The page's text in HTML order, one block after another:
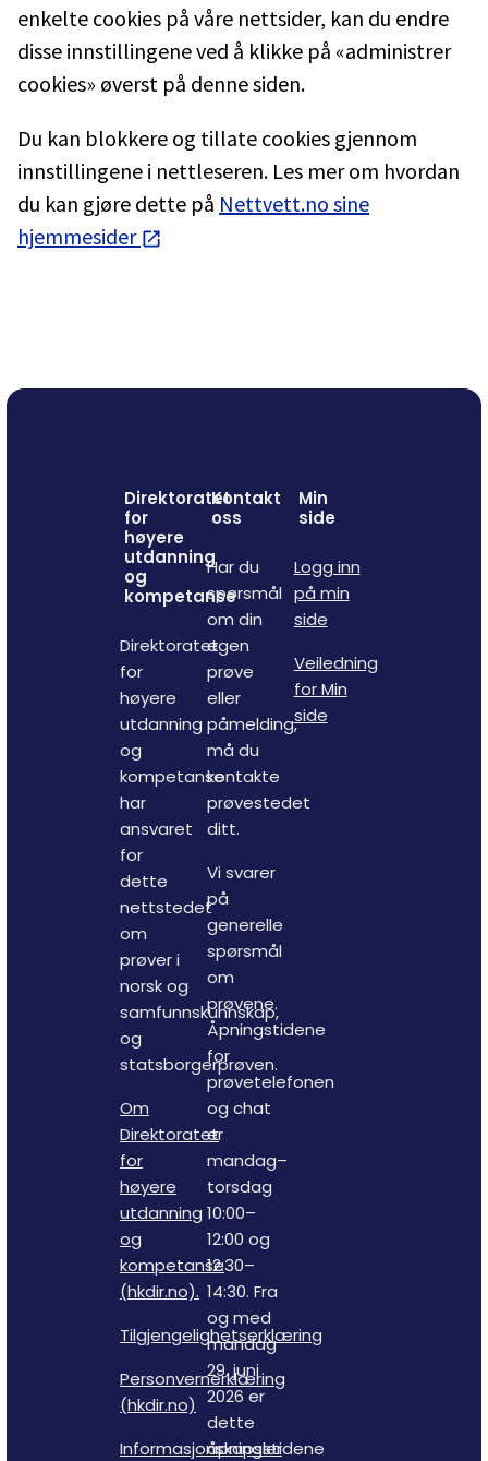
enkelte cookies på våre nettsider, kan du endre
disse innstillingene ved å klikke på «administrer
cookies» øverst på denne siden.
Du kan blokkere og tillate cookies gjennom
innstillingene i nettleseren. Les mer om hvordan
du kan gjøre dette på Nettvett.no sine
hjemmesider
Direktoratet
for
høyere
utdanning
og
kompetanse
Direktoratet
for
høyere
utdanning
og
kompetanse
har
ansvaret
for
dette
nettstedet
om
prøver i
norsk og
samfunnskunnskap,
og
statsborgerprøven.
Om
Direktoratet
for
høyere
utdanning
og
kompetanse
(hkdir.no).
Tilgjengelighetserklæring
Personvernerklæring
(hkdir.no)
Informasjonskapsler
Kontakt
oss
Har du
spørsmål
om din
egen
prøve
eller
påmelding,
må du
kontakte
prøvestedet
ditt.
Vi svarer
på
generelle
spørsmål
om
prøvene.
Åpningstidene
for
prøvetelefonen
og chat
er
mandag–
torsdag
10:00–
12:00 og
12:30–
14:30. Fra
og med
mandag
29. juni
2026 er
dette
åpningstidene
Min
side
Logg inn
på min
side
Veiledning
for Min
side